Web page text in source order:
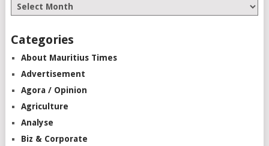
Categories
About Mauritius Times
Advertisement
Agora / Opinion
Agriculture
Analyse
Biz & Corporate